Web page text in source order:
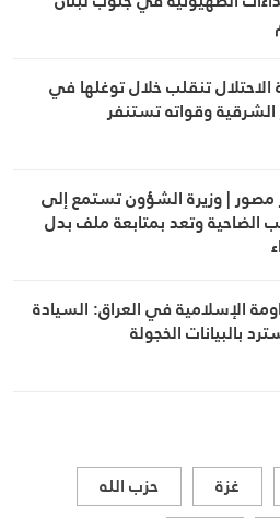
الاحتلال تنقلب خلال توغلها في
وقواته تستنفر
مصور | وزيرة الشؤون تستمع إلى
الضاحية وتعد بمتابعة ملف بدل
الإسلامية في العراق: السيادة
بالبيانات الخجولة
غزة
حزب الله